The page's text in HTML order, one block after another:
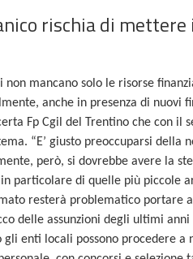
rischia di
mancano solo le risorse
anche in presenza di nuovi
Fp Cgil del Trentino che con il
“E’ giusto preoccuparsi della
però, si dovrebbe avere la
particolare di quelle più piccole
resterà problematico portare
delle assunzioni degli ultimi
enti locali possono procedere a